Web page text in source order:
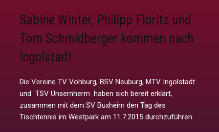
Sabine Winter, Philipp Floritz und
Tom Schmidberger kommen nach
Ingolstadt
Die Vereine TV Vohburg, BSV Neuburg, MTV Ingolstadt
und TSV Unsernherrn haben sich bereit erklärt,
zusammen mit dem SV Buxheim den Tag des
Tischtennis im Westpark am 11.7.2015 durchzuführen.